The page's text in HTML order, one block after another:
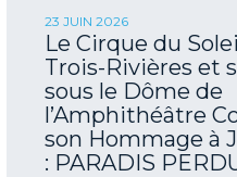
23 JUIN 2026
Le Cirque du
Trois-Rivières et
sous le Dôme de
l’Amphithéâtre
son Hommage à
: PARADIS